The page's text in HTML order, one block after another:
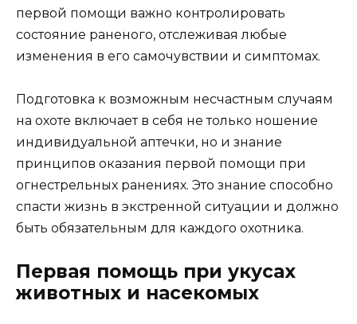
первой помощи важно контролировать
состояние раненого, отслеживая любые
изменения в его самочувствии и симптомах.
Подготовка к возможным несчастным случаям
на охоте включает в себя не только ношение
индивидуальной аптечки, но и знание
принципов оказания первой помощи при
огнестрельных ранениях. Это знание способно
спасти жизнь в экстренной ситуации и должно
быть обязательным для каждого охотника.
Первая помощь при укусах
животных и насекомых